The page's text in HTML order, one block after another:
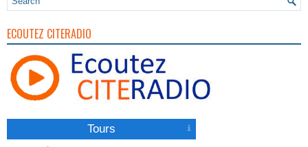
ECOUTEZ CITERADIO
Tours